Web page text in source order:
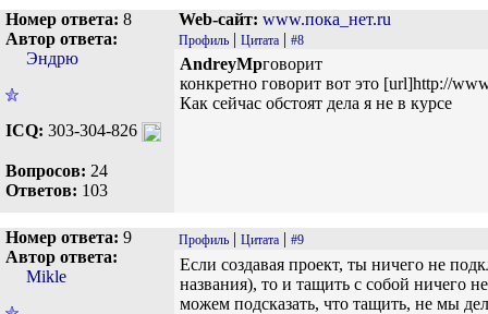
Номер ответа: 8
Автор ответа:
Эндрю
ICQ: 303-304-826
Вопросов: 24
Ответов: 103
Web-сайт: www.пока_нет.ru
Профиль | Цитата | #8
AndreyMpговорит
конкретно говорит вот это [url]http://
Как сейчас обстоят дела я не в курсе
Номер ответа: 9
Автор ответа:
Mikle
Профиль | Цитата | #9
Если создавая проект, ты ничего не
названия), то и тащить с собой
можем подсказать, что тащить, не мы